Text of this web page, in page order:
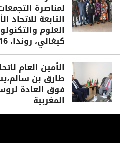
لمناصرة
التابعة للاتحاد
كيغالي، روندا، 16-17 يوليو 2026)
الأمين العام
طارق بن
فوق العادة
المغربية